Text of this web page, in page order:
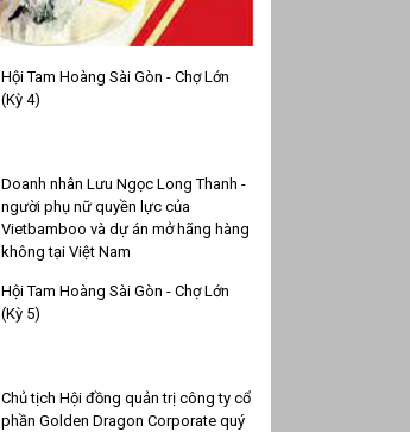
Hội Tam Hoàng Sài Gòn - Chợ Lớn
(Kỳ 4)
Doanh nhân Lưu Ngọc Long Thanh -
người phụ nữ quyền lực của
Vietbamboo và dự án mở hãng hàng
không tại Việt Nam
Hội Tam Hoàng Sài Gòn - Chợ Lớn
(Kỳ 5)
Chủ tịch Hội đồng quản trị công ty cổ
phần Golden Dragon Corporate quý